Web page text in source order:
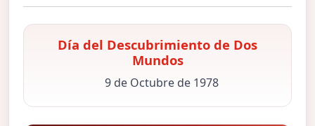
Día del Descubrimiento de Dos
Mundos
9 de Octubre de 1978